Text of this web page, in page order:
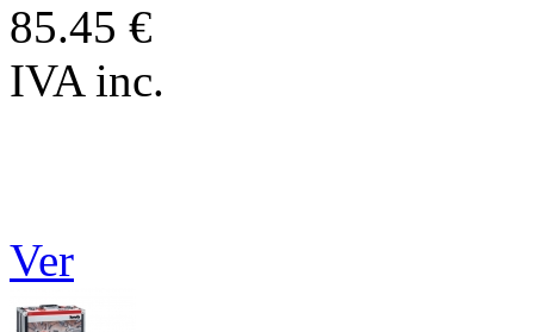
85.45 €
IVA inc.
Ver